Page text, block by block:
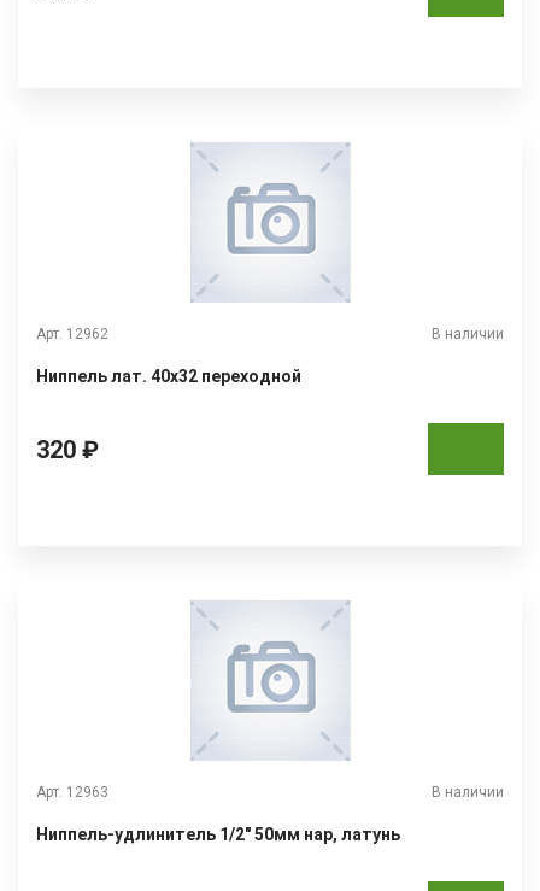
Арт. 12962 В наличии
Ниппель лат. 40х32 переходной
320 ₽
Арт. 12963 В наличии
Ниппель-удлинитель 1/2" 50мм нар, латунь